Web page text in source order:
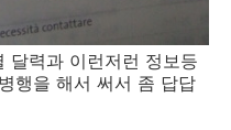
달력과 이런저런 정보등
행을 해서 써서 좀 답답